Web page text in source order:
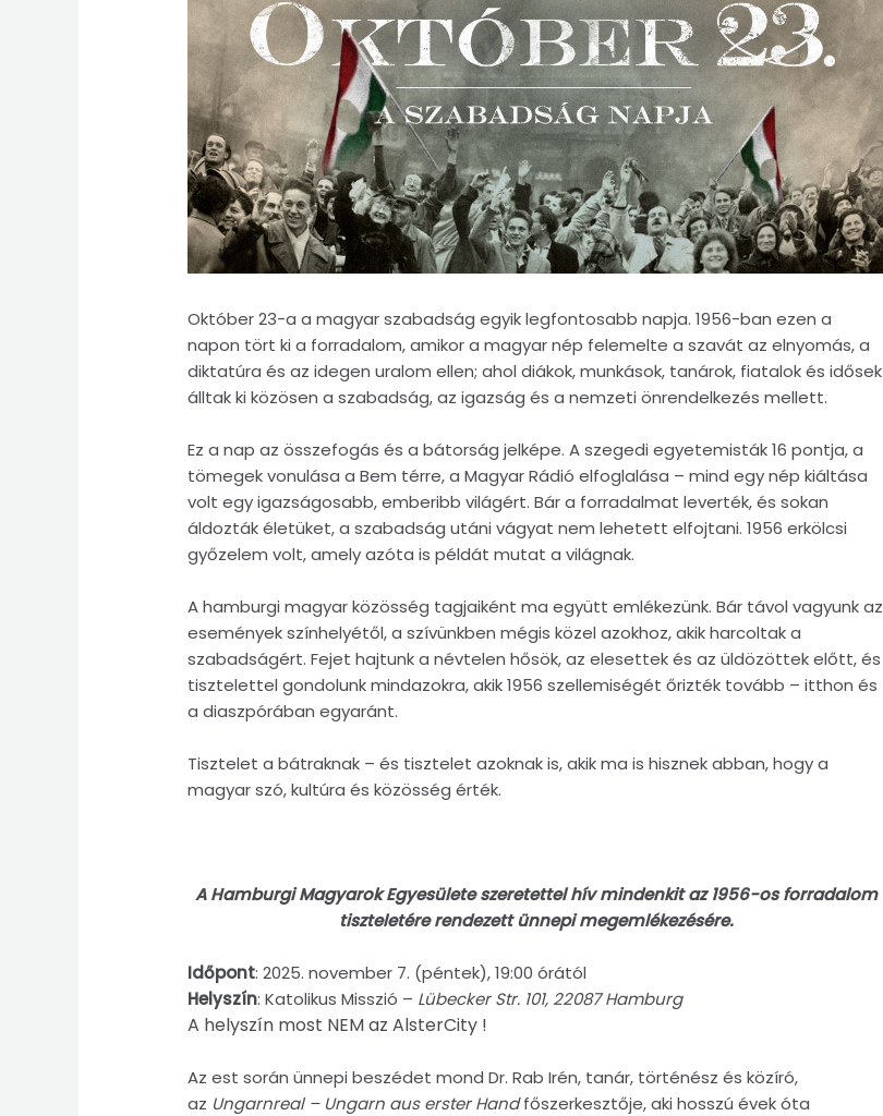
Október 23-a a magyar szabadság egyik legfontosabb napja. 1956-ban ezen a
napon tört ki a forradalom, amikor a magyar nép felemelte a szavát az elnyomás, a
diktatúra és az idegen uralom ellen; ahol diákok, munkások, tanárok, fiatalok és idősek
álltak ki közösen a szabadság, az igazság és a nemzeti önrendelkezés mellett.
Ez a nap az összefogás és a bátorság jelképe. A szegedi egyetemisták 16 pontja, a
tömegek vonulása a Bem térre, a Magyar Rádió elfoglalása – mind egy nép kiáltása
volt egy igazságosabb, emberibb világért. Bár a forradalmat leverték, és sokan
áldozták életüket, a szabadság utáni vágyat nem lehetett elfojtani. 1956 erkölcsi
győzelem volt, amely azóta is példát mutat a világnak.
A hamburgi magyar közösség tagjaiként ma együtt emlékezünk. Bár távol vagyunk az
események színhelyétől, a szívünkben mégis közel azokhoz, akik harcoltak a
szabadságért. Fejet hajtunk a névtelen hősök, az elesettek és az üldözöttek előtt, és
tisztelettel gondolunk mindazokra, akik 1956 szellemiségét őrizték tovább – itthon és
a diaszpórában egyaránt.
Tisztelet a bátraknak – és tisztelet azoknak is, akik ma is hisznek abban, hogy a
magyar szó, kultúra és közösség érték.
A Hamburgi Magyarok Egyesülete szeretettel hív mindenkit az 1956-os forradalom
tiszteletére rendezett ünnepi megemlékezésére.
Időpont: 2025. november 7. (péntek), 19:00 órától
Helyszín: Katolikus Misszió – Lübecker Str. 101, 22087 Hamburg
A helyszín most NEM az AlsterCity !
Az est során ünnepi beszédet mond Dr. Rab Irén, tanár, történész és közíró,
az Ungarnreal – Ungarn aus erster Handfőszerkesztője, aki hosszú évek óta